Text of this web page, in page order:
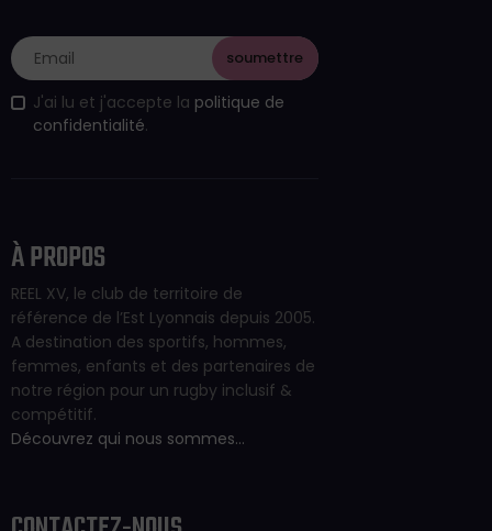
J'ai lu et j'accepte la politique de
confidentialité.
À PROPOS
REEL XV, le club de territoire de
référence de l’Est Lyonnais depuis 2005.
A destination des sportifs, hommes,
femmes, enfants et des partenaires de
notre région pour un rugby inclusif &
compétitif.
Découvrez qui nous sommes…